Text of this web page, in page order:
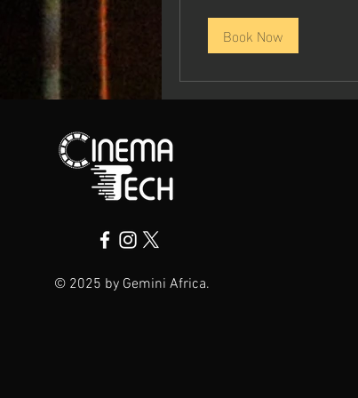
Book Now
© 2025 by Gemini Africa.